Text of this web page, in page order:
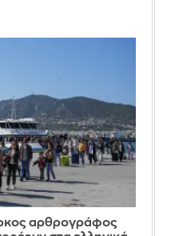
αρθρογράφος